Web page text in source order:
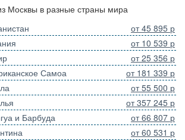
Москвы в разные страны мира
от 45 895 р
от 10 539 р
от 25 356 р
Самоа
от 181 339 р
от 55 500 р
от 357 245 р
и Барбуда
от 66 807 р
от 60 531 р